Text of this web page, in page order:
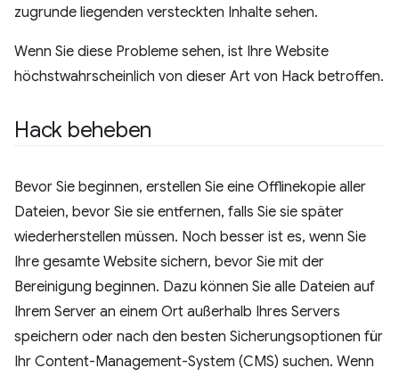
zugrunde liegenden versteckten Inhalte sehen.
Wenn Sie diese Probleme sehen, ist Ihre Website
höchstwahrscheinlich von dieser Art von Hack betroffen.
Hack beheben
Bevor Sie beginnen, erstellen Sie eine Offlinekopie aller
Dateien, bevor Sie sie entfernen, falls Sie sie später
wiederherstellen müssen. Noch besser ist es, wenn Sie
Ihre gesamte Website sichern, bevor Sie mit der
Bereinigung beginnen. Dazu können Sie alle Dateien auf
Ihrem Server an einem Ort außerhalb Ihres Servers
speichern oder nach den besten Sicherungsoptionen für
Ihr Content-Management-System (CMS) suchen. Wenn